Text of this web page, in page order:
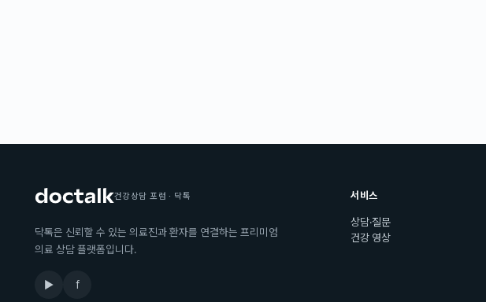
건강상담 포럼 · 닥톡
닥톡은 신뢰할 수 있는 의료진과 환자를 연결하는 프리미엄
의료 상담 플랫폼입니다.
▶ f
서비스
상담·질문
건강 영상